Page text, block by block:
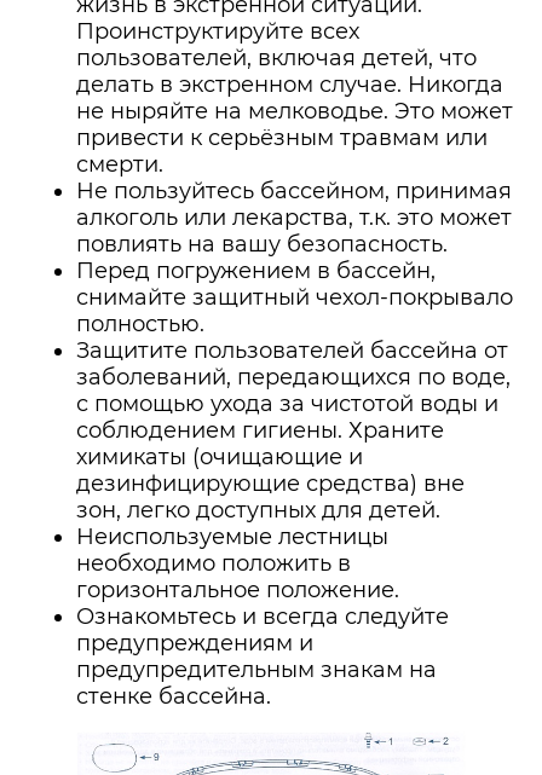
Проинструктируйте всех
пользователей, включая детей, что
делать в экстренном случае. Никогда
не ныряйте на мелководье. Это может
привести к серьёзным травмам или
смерти.
Не пользуйтесь бассейном, принимая
алкоголь или лекарства, т.к. это может
повлиять на вашу безопасность.
Перед погружением в бассейн,
снимайте защитный чехол-покрывало
полностью.
Защитите пользователей бассейна от
заболеваний, передающихся по воде,
с помощью ухода за чистотой воды и
соблюдением гигиены. Храните
химикаты (очищающие и
дезинфицирующие средства) вне
зон, легко доступных для детей.
Неиспользуемые лестницы
необходимо положить в
горизонтальное положение.
Ознакомьтесь и всегда следуйте
предупреждениям и
предупредительным знакам на
стенке бассейна.